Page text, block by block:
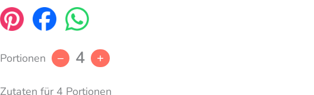
Portionen – 4 +
Zutaten für 4 Portionen